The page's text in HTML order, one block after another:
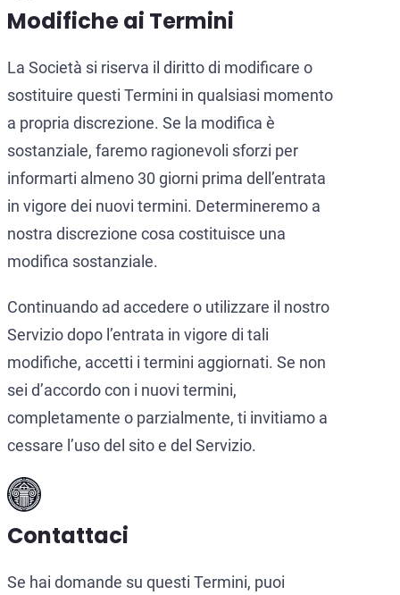
Modifiche ai Termini
La Società si riserva il diritto di modificare o
sostituire questi Termini in qualsiasi momento
a propria discrezione. Se la modifica è
sostanziale, faremo ragionevoli sforzi per
informarti almeno 30 giorni prima dell’entrata
in vigore dei nuovi termini. Determineremo a
nostra discrezione cosa costituisce una
modifica sostanziale.
Continuando ad accedere o utilizzare il nostro
Servizio dopo l’entrata in vigore di tali
modifiche, accetti i termini aggiornati. Se non
sei d’accordo con i nuovi termini,
completamente o parzialmente, ti invitiamo a
cessare l’uso del sito e del Servizio.
Contattaci
Se hai domande su questi Termini, puoi